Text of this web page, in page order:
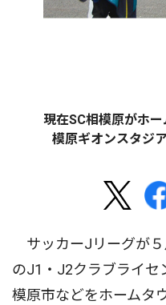
現在SC相模原がホ
模原ギオンスタジ
サッカーJリーグが
のJ1・J2クラブライセ
模原市などをホームタ